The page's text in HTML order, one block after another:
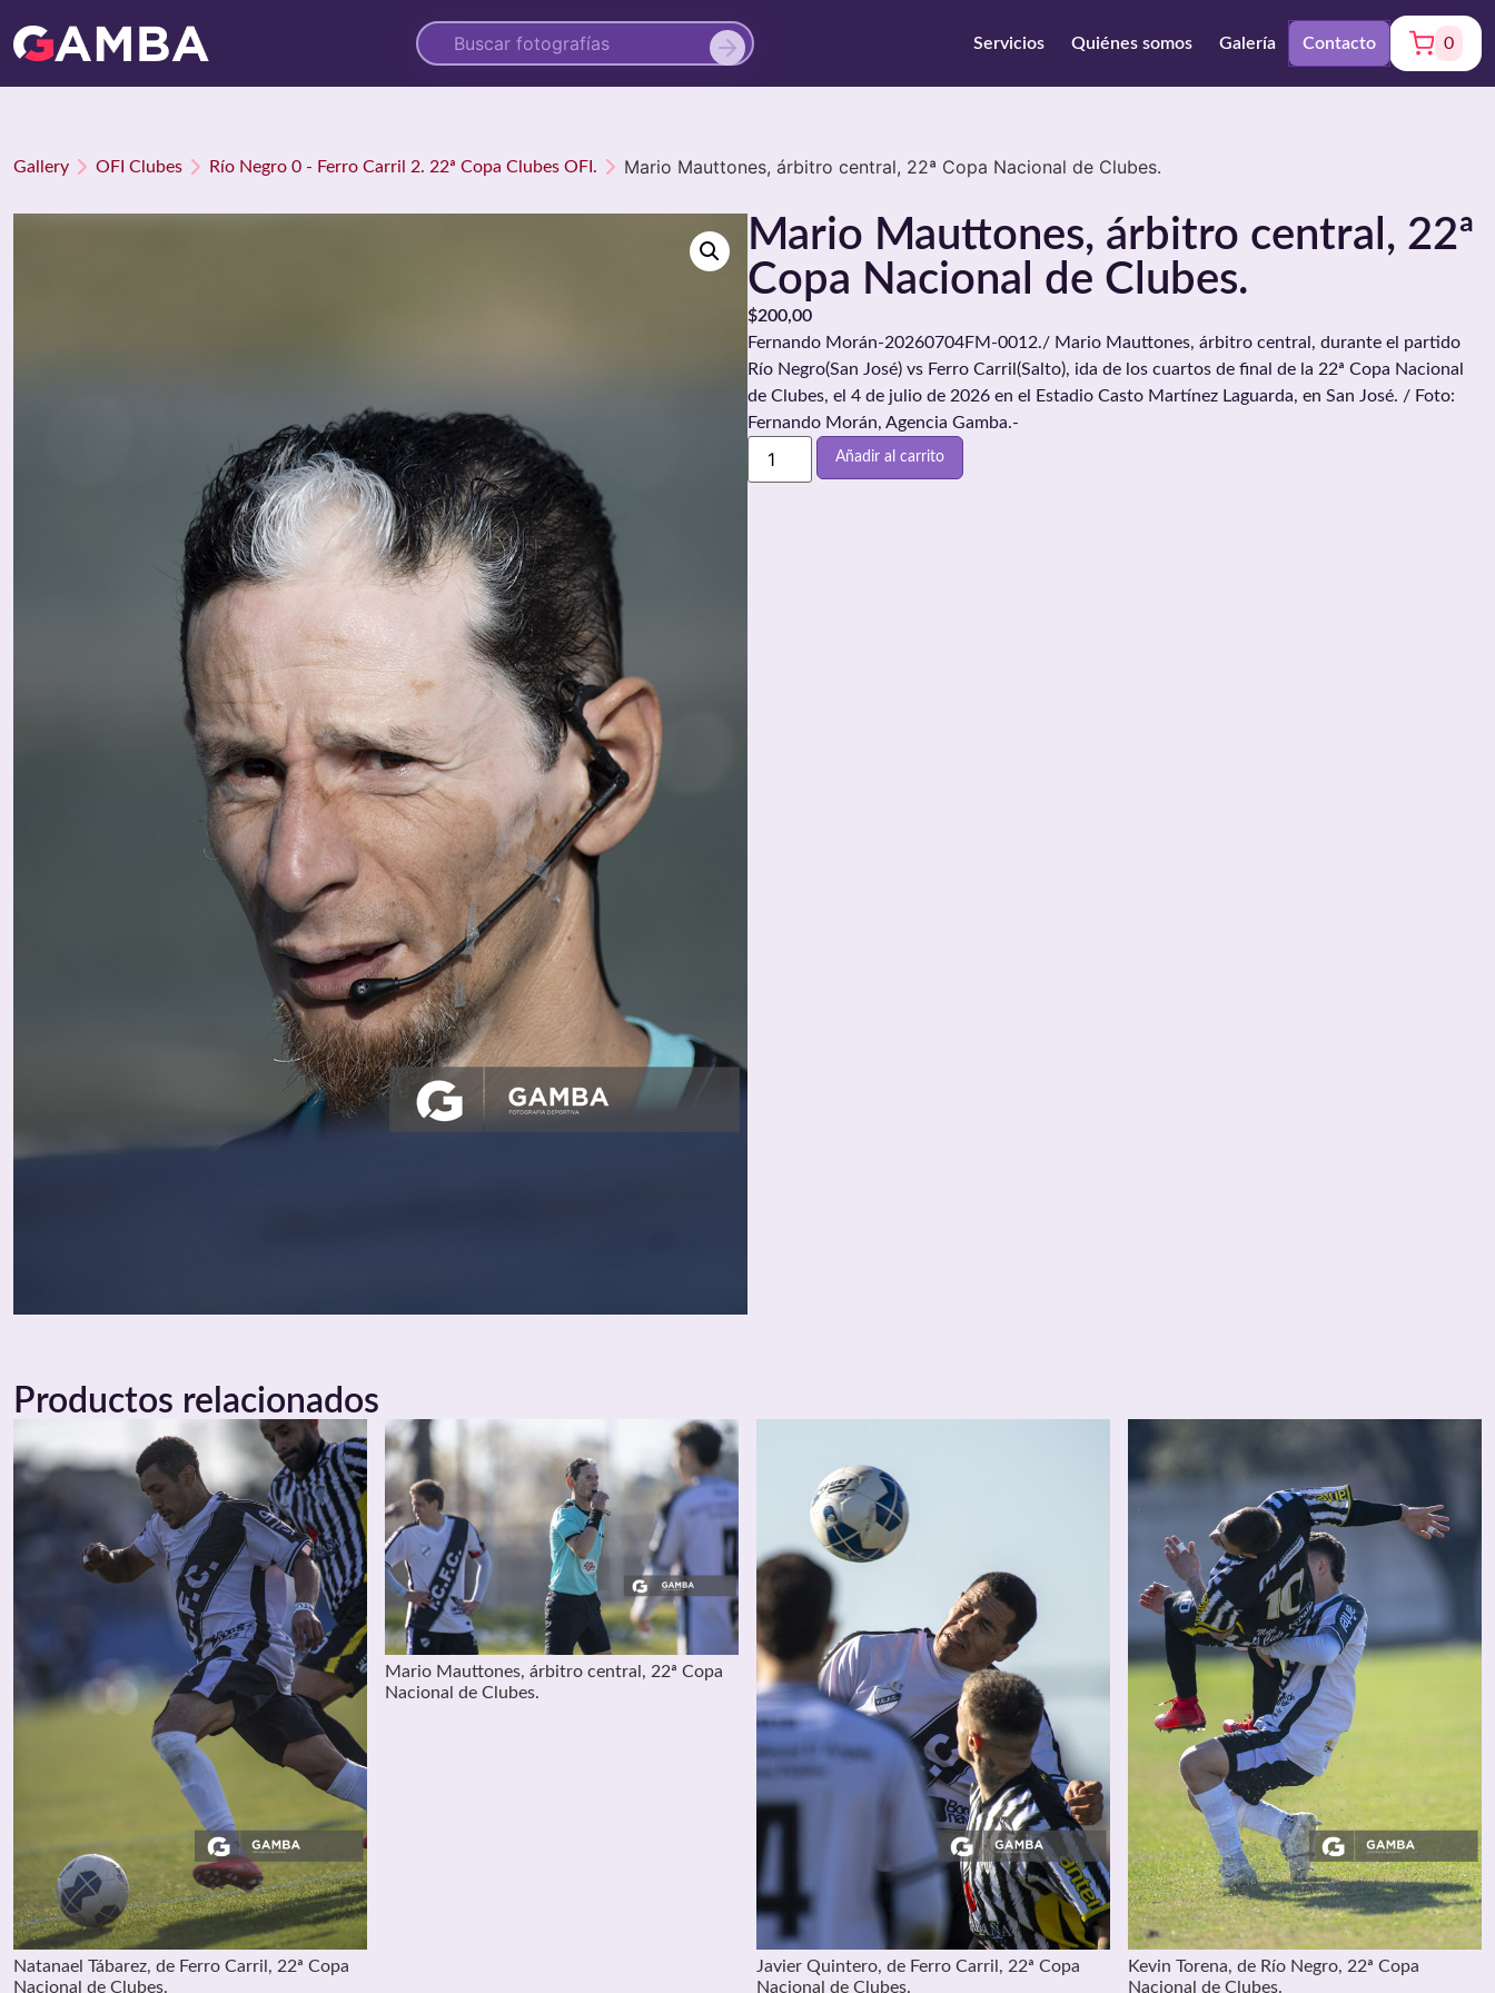
Servicios Quiénes somos Galería Contacto 0
Gallery OFI Clubes Río Negro 0 - Ferro Carril 2. 22ª Copa Clubes OFI. Mario Mauttones, árbitro central, 22ª Copa Nacional de Clubes.
Mario Mauttones, árbitro central, 22ª
Copa Nacional de Clubes.
$200,00
Fernando Morán-20260704FM-0012./ Mario Mauttones, árbitro central, durante el partido
Río Negro(San José) vs Ferro Carril(Salto), ida de los cuartos de final de la 22ª Copa Nacional
de Clubes, el 4 de julio de 2026 en el Estadio Casto Martínez Laguarda, en San José. / Foto:
Fernando Morán, Agencia Gamba.-
Añadir al carrito
Productos relacionados
Natanael Tábarez, de Ferro Carril, 22ª Copa
Nacional de Clubes.
Mario Mauttones, árbitro central, 22ª Copa
Nacional de Clubes.
Javier Quintero, de Ferro Carril, 22ª Copa
Nacional de Clubes.
Kevin Torena, de Río Negro, 22ª Copa
Nacional de Clubes.